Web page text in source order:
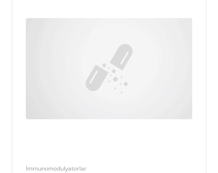
Immunomodulyatorlar